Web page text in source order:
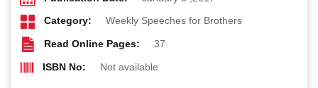
Category: Weekly Speeches for Brothers
Read Online Pages: 37
ISBN No: Not available